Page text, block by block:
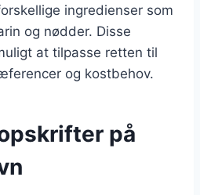
ingredienser som
og nødder. Disse
at tilpasse retten til
og kostbehov.
på